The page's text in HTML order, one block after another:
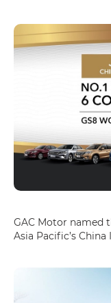
GAC Motor named
Asia Pacific’s